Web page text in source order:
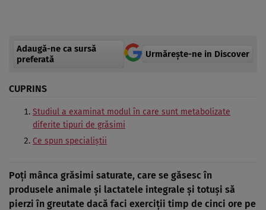
Adaugă-ne ca sursă
preferată
Urmărește-ne in Discover
CUPRINS
Studiul a examinat modul în care sunt metabolizate
diferite tipuri de grăsimi
Ce spun specialiștii
Poți mânca grăsimi saturate, care se găsesc în
produsele animale și lactatele integrale și totuși să
pierzi în greutate dacă faci exerciții timp de cinci ore pe